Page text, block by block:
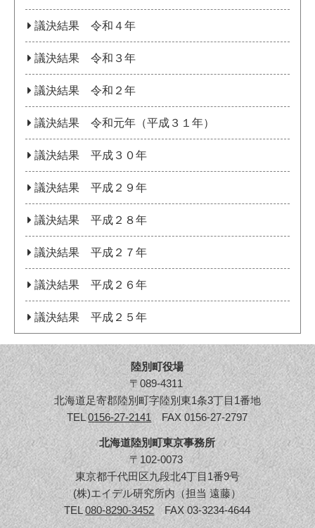
議決結果 令和４年
議決結果 令和３年
議決結果 令和２年
議決結果 令和元年（平成３１年）
議決結果 平成３０年
議決結果 平成２９年
議決結果 平成２８年
議決結果 平成２７年
議決結果 平成２６年
議決結果 平成２５年
陸別町役場
〒089-4311
北海道足寄郡陸別町字陸別東1条3丁目1番地
TEL0156-27-2141FAX 0156-27-2797
北海道陸別町東京事務所
〒102-0073
東京都千代田区九段北4丁目1番9号
(株)エイデル研究所内（担当 遠藤）
TEL080-8290-3452FAX 03-3234-4644